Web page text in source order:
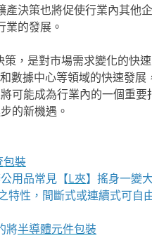
產決策也將促使行業內其他
業的發展。
，是對市場需求變化的快
數據中心等領域的快速發
可能成為行業內的一個重
的新機遇。
包裝
用品常見【L夾】搖身一變
特性，間斷式或連續式可自
將半導體元件包裝